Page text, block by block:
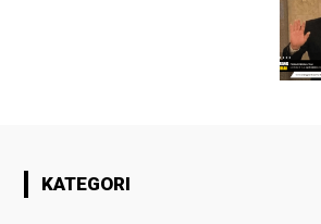
KATEGORI